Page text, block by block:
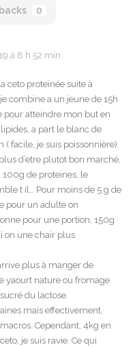
0
à 8 h 52 min
ceto proteinée suite à
combine a un jeune de 15h
pour atteindre mon but en
a part le blanc de
( facile, je suis poissonnière).
d’etre plutot bon marché,
100g de proteines, le
t il… Pour moins de 5 g de
pour un adulte on
pour une portion, 150g
on une chair plus
plus à manger de
yaourt nature ou fromage
du lactose.
mais effectivement,
Cependant, 4kg en
je suis ravie. Ce qui